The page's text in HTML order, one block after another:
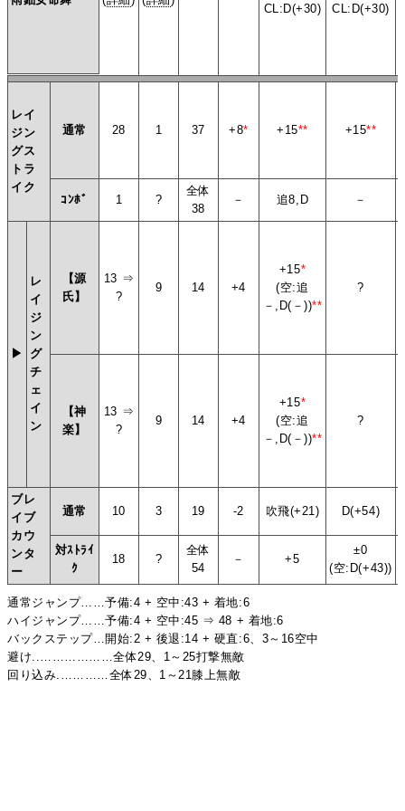
CL:D(+30) CL:D(+30)
レイ
ジン
グス
トラ
イク
通常 28 1 37 +8* +15** +15**
ｺﾝﾎﾞ 1 ?
全体
38
－ 追8,D －
▶
レ
イ
ジ
ン
グ
チ
ェ
イ
ン
【源
氏】
13 ⇒
?
9 14 +4
+15*
(空:追
－,D(－))**
?
【神
楽】
13 ⇒
?
9 14 +4
+15*
(空:追
－,D(－))**
?
ブレ
イブ
カウ
ンタ
ー
通常 10 3 19 -2 吹飛(+21) D(+54)
対ｽﾄﾗｲ
ｸ
18 ?
全体
54
－ +5
±0
(空:D(+43))
通常ジャンプ……予備:4 + 空中:43 + 着地:6
ハイジャンプ……予備:4 + 空中:45 ⇒ 48 + 着地:6
バックステップ…開始:2 + 後退:14 + 硬直:6、3～16空中
避け..………………全体29、1～25打撃無敵
回り込み.…………全体29、1～21膝上無敵